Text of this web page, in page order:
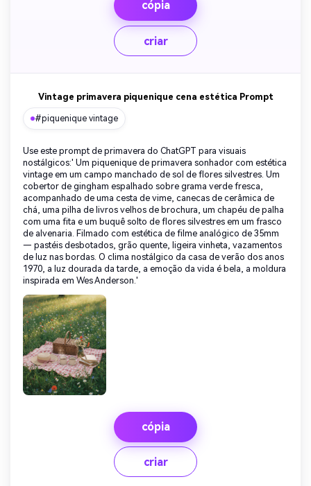
cópia
criar
Vintage primavera piquenique cena estética Prompt
#piquenique vintage
Use este prompt de primavera do ChatGPT para visuais
nostálgicos:' Um piquenique de primavera sonhador com estética
vintage em um campo manchado de sol de flores silvestres. Um
cobertor de gingham espalhado sobre grama verde fresca,
acompanhado de uma cesta de vime, canecas de cerâmica de
chá, uma pilha de livros velhos de brochura, um chapéu de palha
com uma fita e um buquê solto de flores silvestres em um frasco
de alvenaria. Filmado com estética de filme analógico de 35mm
— pastéis desbotados, grão quente, ligeira vinheta, vazamentos
de luz nas bordas. O clima nostálgico da casa de verão dos anos
1970, a luz dourada da tarde, a emoção da vida é bela, a moldura
inspirada em Wes Anderson.'
cópia
criar